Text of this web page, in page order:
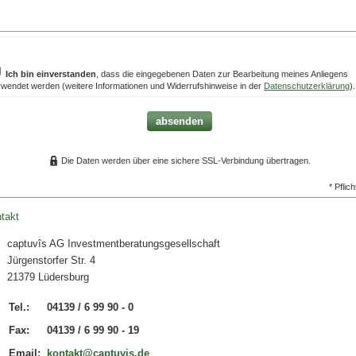
Ich bin einverstanden , dass die eingegebenen Daten zur Bearbeitung meines Anliegens
werden (weitere Informationen und Widerrufshinweise in der Datenschutzerklärung
absenden
Die Daten werden über eine sichere SSL-Verbindung übertragen.
*
captuvîs AG Investmentberatungsgesellschaft
Jürgenstorfer Str. 4
21379 Lüdersburg
Tel.:
04139 / 6 99 90 - 0
Fax:
04139 / 6 99 90 - 19
Email:
kontakt@captuvis.de